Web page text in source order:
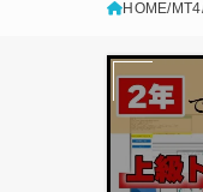
HOME MT4